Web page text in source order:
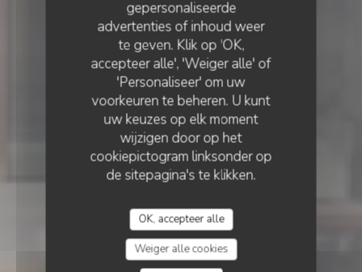
gepersonaliseerde
advertenties of inhoud weer
te geven. Klik op 'OK,
accepteer alle', 'Weiger alle' of
'Personaliseer' om uw
voorkeuren te beheren. U kunt
uw keuzes op elk moment
wijzigen door op het
cookiepictogram linksonder op
de sitepagina's te klikken.
OK, accepteer alle
Weiger alle cookies
RESTAURANT ITALIEN - PIZZERIA•
Piccolo Mondo
PICCOLO MONDO